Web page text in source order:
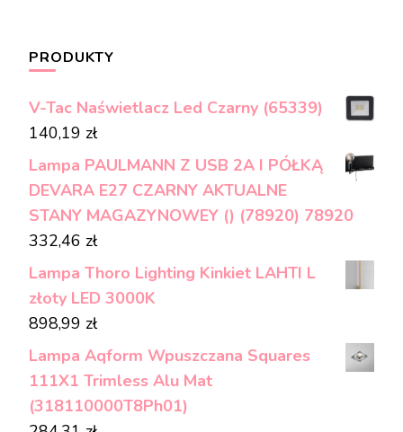
PRODUKTY
V-Tac Naświetlacz Led Czarny (65339)
140,19 zł
Lampa PAULMANN Z USB 2A I PÓŁKĄ
DEVARA E27 CZARNY AKTUALNE
STANY MAGAZYNOWEY () (78920) 78920
332,46 zł
Lampa Thoro Lighting Kinkiet LAHTI L
złoty LED 3000K
898,99 zł
Lampa Aqform Wpuszczana Squares
111X1 Trimless Alu Mat
(318110000T8Ph01)